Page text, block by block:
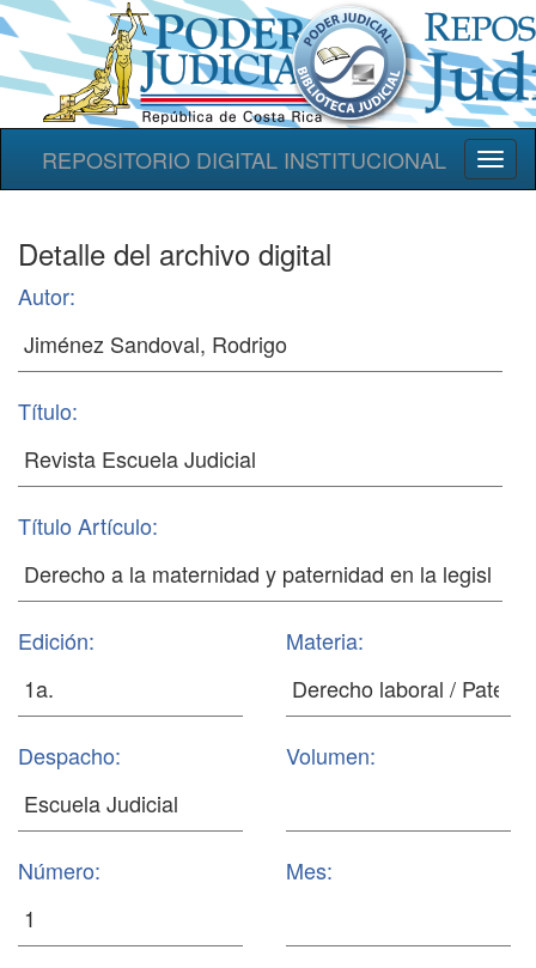
REPOSITORIO DIGITAL INSTITUCIONAL
Detalle del archivo digital
Autor:
Título:
Título Artículo:
Edición: Materia:
Despacho: Volumen:
Número: Mes: